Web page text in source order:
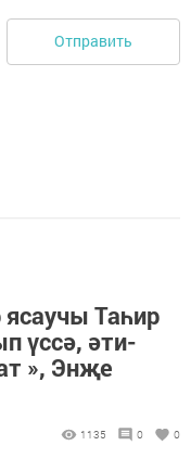
Отправить
ясаучы Таһир
үссә, әти-
», Энҗе
1135 0 0